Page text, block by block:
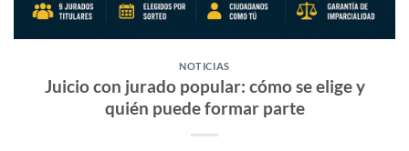
NOTICIAS
Juicio con jurado popular: cómo se elige y
quién puede formar parte